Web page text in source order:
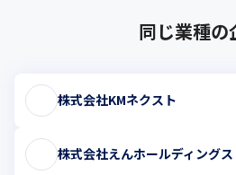
同じ業種の
株式会社KMネクスト
株式会社えんホールディングス